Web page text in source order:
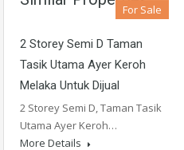
For Sale
2 Storey Semi D Taman
Tasik Utama Ayer Keroh
Melaka Untuk Dijual
2 Storey Semi D, Taman Tasik
Utama Ayer Keroh…
More Details